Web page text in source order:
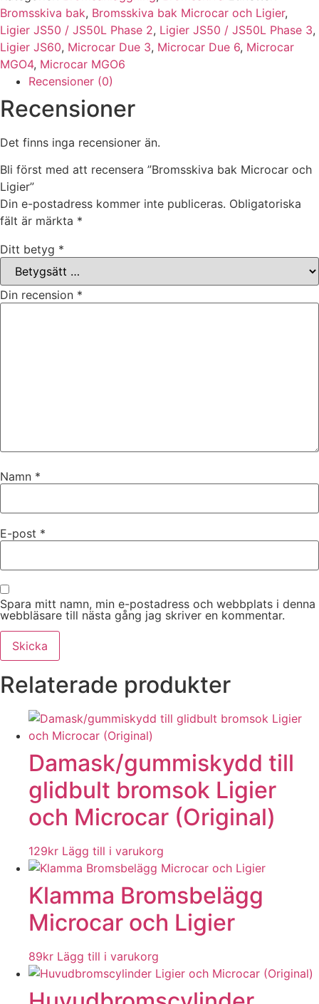
Bromsskiva bak, Bromsskiva bak Microcar och Ligier,
Ligier JS50 / JS50L Phase 2, Ligier JS50 / JS50L Phase 3,
Ligier JS60, Microcar Due 3, Microcar Due 6, Microcar
MGO4, Microcar MGO6
Recensioner (0)
Recensioner
Det finns inga recensioner än.
Bli först med att recensera ”Bromsskiva bak Microcar och
Ligier”
Din e-postadress kommer inte publiceras. Obligatoriska
fält är märkta *
Ditt betyg *
Din recension *
Namn *
E-post *
Spara mitt namn, min e-postadress och webbplats i denna
webbläsare till nästa gång jag skriver en kommentar.
Relaterade produkter
Damask/gummiskydd till
glidbult bromsok Ligier
och Microcar (Original)
129kr Lägg till i varukorg
Klamma Bromsbelägg
Microcar och Ligier
89kr Lägg till i varukorg